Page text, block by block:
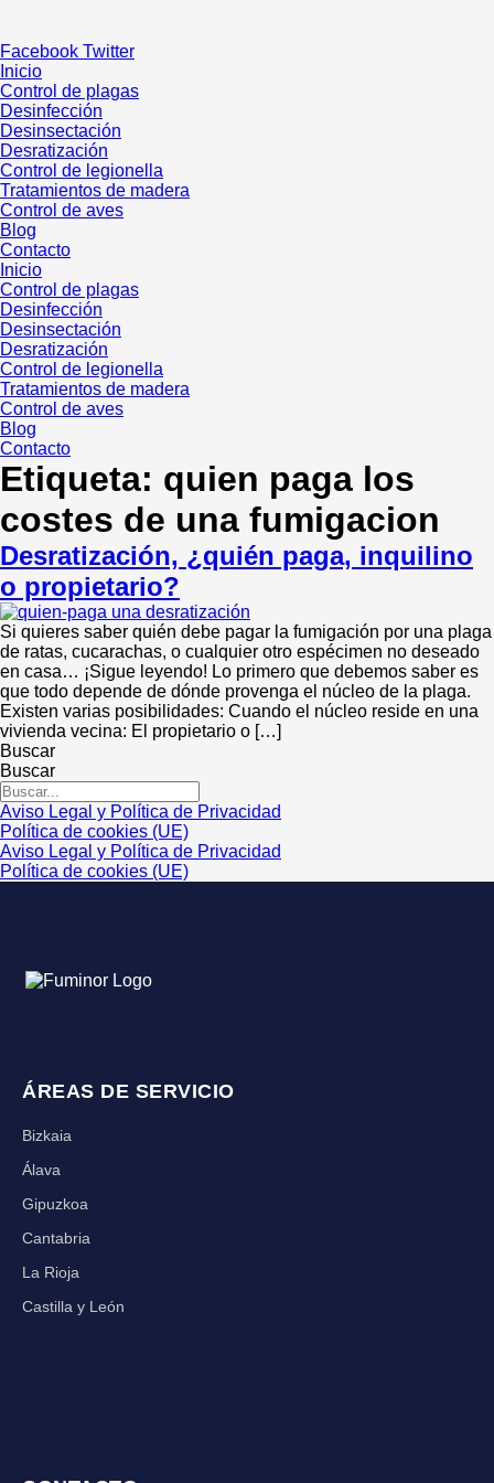
al
contenido
Facebook Twitter
Inicio
Control de plagas
Desinfección
Desinsectación
Desratización
Control de legionella
Tratamientos de madera
Control de aves
Blog
Contacto
Inicio
Control de plagas
Desinfección
Desinsectación
Desratización
Control de legionella
Tratamientos de madera
Control de aves
Blog
Contacto
Etiqueta: quien paga los
costes de una fumigacion
Desratización, ¿quién paga, inquilino
o propietario?
Si quieres saber quién debe pagar la fumigación por una plaga
de ratas, cucarachas, o cualquier otro espécimen no deseado
en casa… ¡Sigue leyendo! Lo primero que debemos saber es
que todo depende de dónde provenga el núcleo de la plaga.
Existen varias posibilidades: Cuando el núcleo reside en una
vivienda vecina: El propietario o […]
Buscar
Buscar
Aviso Legal y Política de Privacidad
Política de cookies (UE)
Aviso Legal y Política de Privacidad
Política de cookies (UE)
ÁREAS DE SERVICIO
Bizkaia
Álava
Gipuzkoa
Cantabria
La Rioja
Castilla y León